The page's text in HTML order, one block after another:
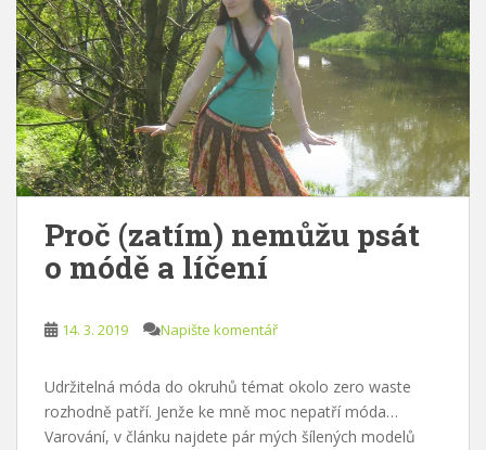
Proč (zatím) nemůžu psát
o módě a líčení
14. 3. 2019 Napište komentář
Udržitelná móda do okruhů témat okolo zero waste
rozhodně patří. Jenže ke mně moc nepatří móda…
Varování, v článku najdete pár mých šílených modelů